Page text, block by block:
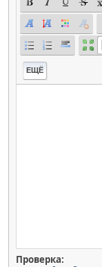
ЕЩЁ
Проверка: